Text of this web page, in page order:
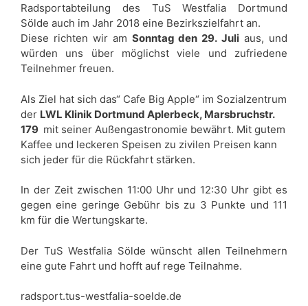
Radsportabteilung des TuS Westfalia Dortmund
Sölde auch im Jahr 2018 eine Bezirkszielfahrt an.
Diese richten wir am Sonntag den 29. Juli aus, und
würden uns über möglichst viele und zufriedene
Teilnehmer freuen.
Als Ziel hat sich das“ Cafe Big Apple“ im Sozialzentrum
der LWL Klinik Dortmund Aplerbeck, Marsbruchstr.
179 mit seiner Außengastronomie bewährt. Mit gutem
Kaffee und leckeren Speisen zu zivilen Preisen kann
sich jeder für die Rückfahrt stärken.
In der Zeit zwischen 11:00 Uhr und 12:30 Uhr gibt es
gegen eine geringe Gebühr bis zu 3 Punkte und 111
km für die Wertungskarte.
Der TuS Westfalia Sölde wünscht allen Teilnehmern
eine gute Fahrt und hofft auf rege Teilnahme.
radsport.tus-westfalia-soelde.de